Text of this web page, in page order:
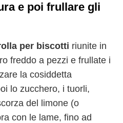
e poi frullare gli
per biscotti riunite in
freddo a pezzi e frullate i
la cosiddetta
lo zucchero, i tuorli,
del limone (o
con le lame, fino ad